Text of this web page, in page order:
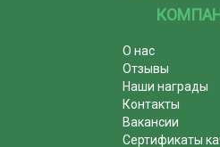
О нас
Отзывы
Наши награды
Контакты
Вакансии
Сертификаты